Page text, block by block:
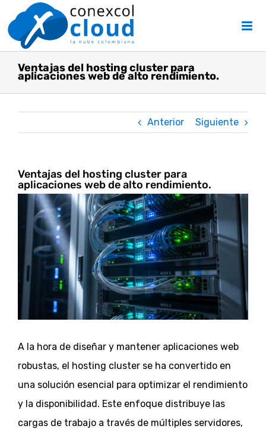
to
content
Ventajas del hosting cluster para
aplicaciones web de alto rendimiento.
Anterior Siguiente
Ventajas del hosting cluster para
aplicaciones web de alto rendimiento.
A la hora de diseñar y mantener aplicaciones web
robustas, el hosting cluster se ha convertido en
una solución esencial para optimizar el rendimiento
y la disponibilidad. Este enfoque distribuye las
cargas de trabajo a través de múltiples servidores,